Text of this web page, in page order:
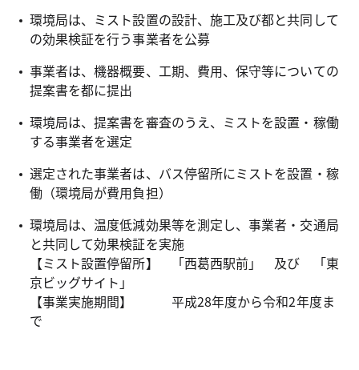
環境局は、ミスト設置の設計、施工及び都と共同して
の効果検証を行う事業者を公募
事業者は、機器概要、工期、費用、保守等についての
提案書を都に提出
環境局は、提案書を審査のうえ、ミストを設置・稼働
する事業者を選定
選定された事業者は、バス停留所にミストを設置・稼
働（環境局が費用負担）
環境局は、温度低減効果等を測定し、事業者・交通局
と共同して効果検証を実施
【ミスト設置停留所】 「西葛西駅前」 及び 「東
京ビッグサイト」
【事業実施期間】 平成28年度から令和2年度ま
で